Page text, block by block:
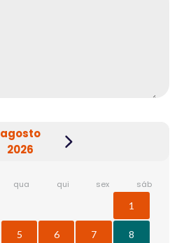
agosto
2026
qua qui sex sáb
1
5 6 7 8